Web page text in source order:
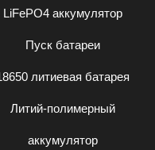
LiFePO4 аккумулятор
Пуск батареи
литиевая батарея
Литий-полимерный
аккумулятор